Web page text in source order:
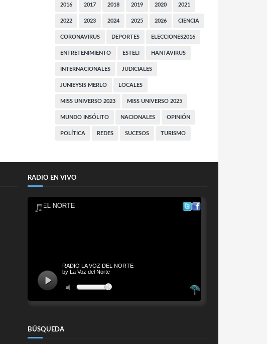
2016 2017 2018 2019 2020 2021
2022 2023 2024 2025 2026 CIENCIA
CORONAVIRUS DEPORTES ELECCIONES2016
ENTRETENIMIENTO ESTELI HANTAVIRUS
INTERNACIONALES JUDICIALES
JUNIEYSIS MERLO LOCALES
MISS UNIVERSO 2023 MISS UNIVERSO 2025
MUNDO INSÓLITO NACIONALES OPINIÓN
POLÍTICA REDES SUCESOS TURISMO
RADIO EN VIVO
BÚSQUEDA